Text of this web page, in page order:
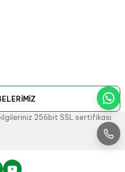
256bit SSL sertifikası